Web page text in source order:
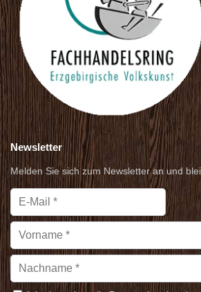
Newsletter
Melden Sie sich zum Newsletter an und